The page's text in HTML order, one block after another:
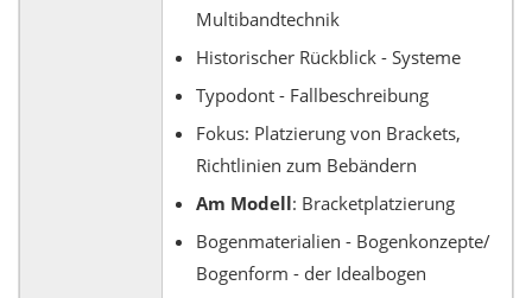
Multibandtechnik
Historischer Rückblick - Systeme
Typodont - Fallbeschreibung
Fokus: Platzierung von Brackets,
Richtlinien zum Bebändern
Am Modell: Bracketplatzierung
Bogenmaterialien - Bogenkonzepte/
Bogenform - der Idealbogen